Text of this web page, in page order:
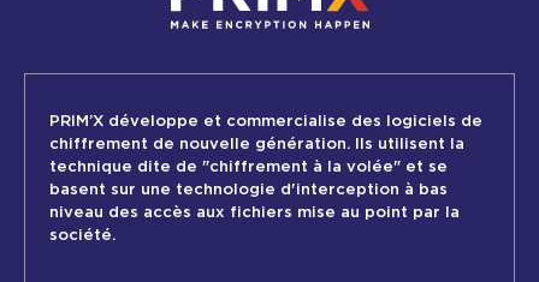
PRIM’X développe et commercialise des logiciels de
chiffrement de nouvelle génération. Ils utilisent la
technique dite de "chiffrement à la volée" et se
basent sur une technologie d'interception à bas
niveau des accès aux fichiers mise au point par la
société.